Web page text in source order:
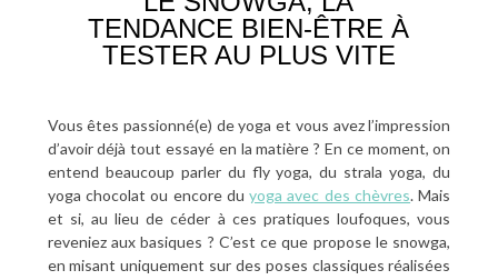
TENDANCE BIEN-ÊTRE À
TESTER AU PLUS VITE
Vous êtes passionné(e) de yoga et vous avez l’impression
d’avoir déjà tout essayé en la matière ? En ce moment, on
entend beaucoup parler du fly yoga, du strala yoga, du
yoga chocolat ou encore duyoga avec des chèvres. Mais
et si, au lieu de céder à ces pratiques loufoques, vous
reveniez aux basiques ? C’est ce que propose le snowga,
en misant uniquement sur des poses classiques réalisées